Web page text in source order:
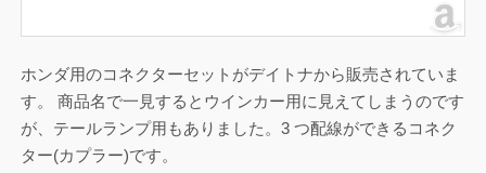
ホンダ用のコネクターセットがデイトナから販売されていま
す。 商品名で一見するとウインカー用に見えてしまうのです
が、テールランプ用もありました。3 つ配線ができるコネク
ター(カプラー)です。